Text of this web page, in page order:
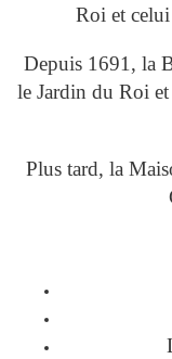
Roi et
Depuis 1691, la
le Jardin du Roi
Plus tard, la